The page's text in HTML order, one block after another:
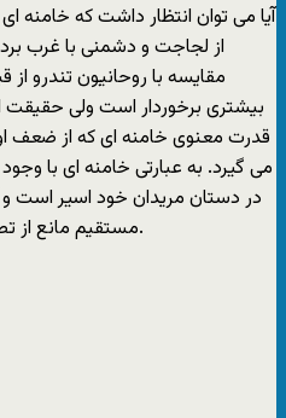
آیا می توان انتظار داشت که خامنه
از لجاجت و دشمنی با غرب
مقایسه با روحانیون تندرو
بیشتری برخوردار است ولی
قدرت معنوی خامنه ای که از ضعف
در دستان مریدان خود اسیر است
مستقیم مانع از تصمیم گیری عاقلانه ی او می شوند.